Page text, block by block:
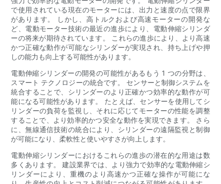
で使用されている現在のモーターには、出力と速度の点で限界
があります。 しかし、高トルクおよび高速モーターの開発な
ど、電動モーター技術の最近の進歩により、電動伸縮シリンダ
ーの将来が期待されています。 これらの進歩により、より高速
かつ正確な動作が可能なシリンダーが実現され、持ち上げや押
しの能力も向上する可能性があります。
電動伸縮シリンダーの開発の可能性があるもう 1 つの分野は、
スマート テクノロジーの統合です。 センサーと制御システムを
統合することで、シリンダーのより正確かつ効率的な動作が可
能になる可能性があります。 たとえば、センサーを使用してシ
リンダーの負荷を監視し、それに応じてモーターの性能を調整
することで、より効率的かつ安全な動作を実現できます。 さら
に、無線通信技術の統合により、シリンダーの遠隔監視と制御
が可能になり、柔軟性と使いやすさが向上します。
電動伸縮シリンダーにおけるこれらの進歩の潜在的な用途は数
多くあります。 建設業界では、より強力で効率的な電動伸縮シ
リンダーにより、重機のより高速かつ正確な操作が可能にな